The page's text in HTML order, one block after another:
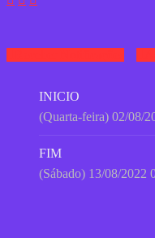
INICIO
(Quarta-feira) 02/08/
FIM
(Sábado) 13/08/2022